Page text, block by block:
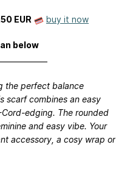
EUR buy it now
below
the perfect balance
scarf combines an easy
edging. The rounded
and easy vibe. Your
accessory, a cosy wrap or